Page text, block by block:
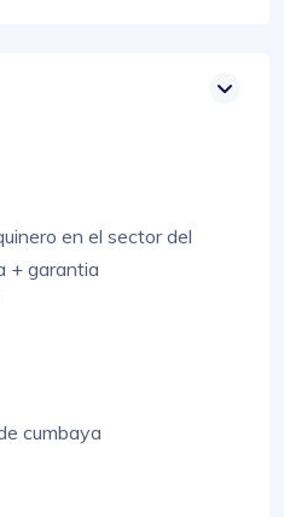
en el sector del
+ garantia
cumbaya